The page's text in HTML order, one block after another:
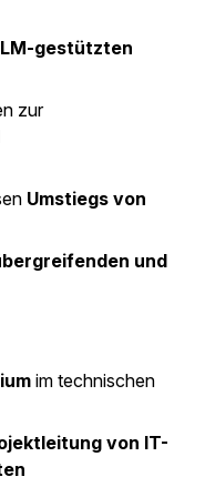
gestützten
zur
Umstiegs von
und
im technischen
von IT-